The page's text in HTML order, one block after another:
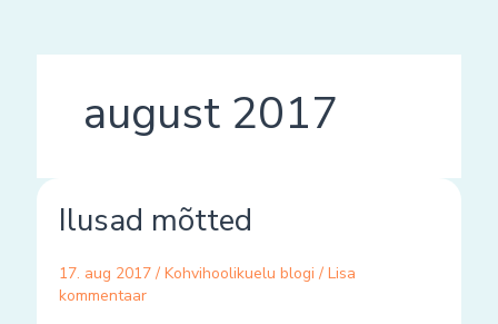
august 2017
Ilusad mõtted
17. aug 2017 / Kohvihoolikuelu blogi / Lisa
kommentaar
mõtted